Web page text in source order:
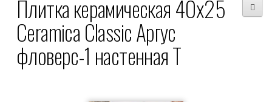
Плитка керамическая 40x25
Ceramica Classic Аргус
фловерс-1 настенная Т